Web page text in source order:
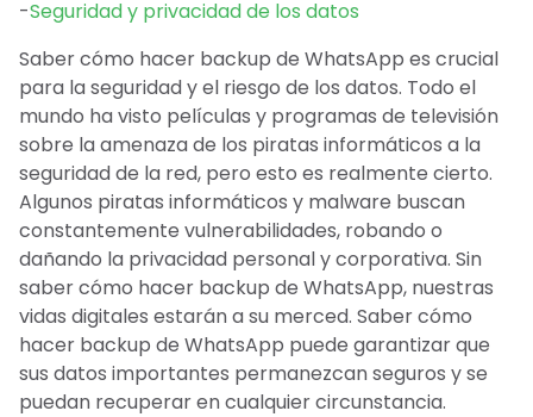
-Seguridad y privacidad de los datos
Saber cómo hacer backup de WhatsApp es crucial
para la seguridad y el riesgo de los datos. Todo el
mundo ha visto películas y programas de televisión
sobre la amenaza de los piratas informáticos a la
seguridad de la red, pero esto es realmente cierto.
Algunos piratas informáticos y malware buscan
constantemente vulnerabilidades, robando o
dañando la privacidad personal y corporativa. Sin
saber cómo hacer backup de WhatsApp, nuestras
vidas digitales estarán a su merced. Saber cómo
hacer backup de WhatsApp puede garantizar que
sus datos importantes permanezcan seguros y se
puedan recuperar en cualquier circunstancia.